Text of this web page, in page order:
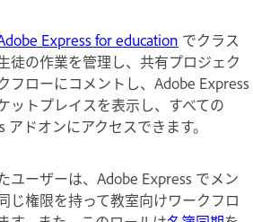
Express for education でクラス
徒の作業を管理し、共有プロジェク
フローにコメントし、Adobe Express
ットプレイスを表示し、すべての
アドオンにアクセスできます。
ユーザーは、Adobe Express でメン
じ権限を持って教室向けワークフロ